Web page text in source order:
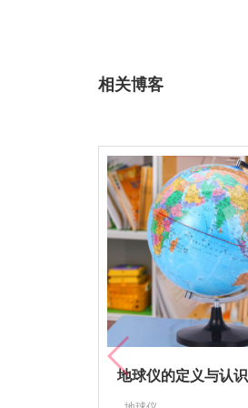
相关博客
地球仪的定义与认识